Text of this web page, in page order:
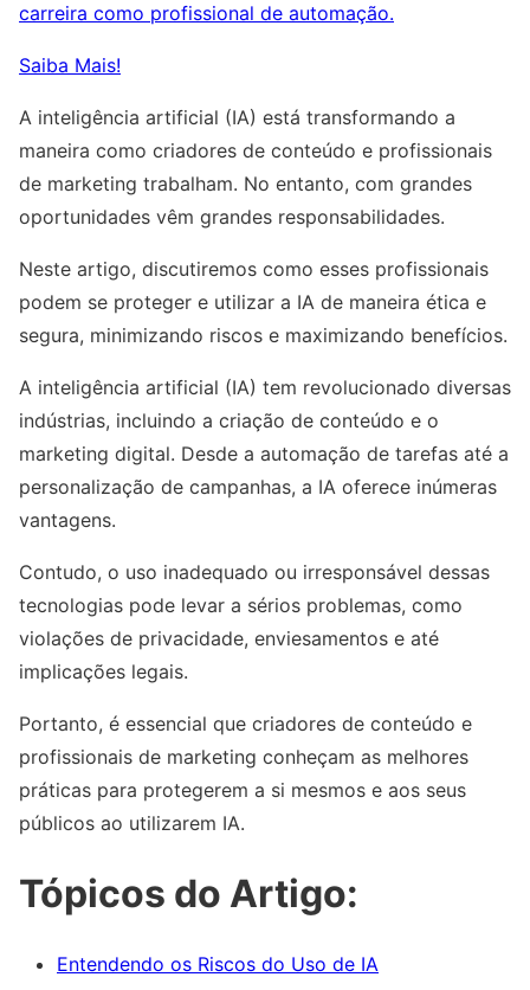
carreira como profissional de automação.
Saiba Mais!
A inteligência artificial (IA) está transformando a
maneira como criadores de conteúdo e profissionais
de marketing trabalham. No entanto, com grandes
oportunidades vêm grandes responsabilidades.
Neste artigo, discutiremos como esses profissionais
podem se proteger e utilizar a IA de maneira ética e
segura, minimizando riscos e maximizando benefícios.
A inteligência artificial (IA) tem revolucionado diversas
indústrias, incluindo a criação de conteúdo e o
marketing digital. Desde a automação de tarefas até a
personalização de campanhas, a IA oferece inúmeras
vantagens.
Contudo, o uso inadequado ou irresponsável dessas
tecnologias pode levar a sérios problemas, como
violações de privacidade, enviesamentos e até
implicações legais.
Portanto, é essencial que criadores de conteúdo e
profissionais de marketing conheçam as melhores
práticas para protegerem a si mesmos e aos seus
públicos ao utilizarem IA.
Tópicos do Artigo:
Entendendo os Riscos do Uso de IA